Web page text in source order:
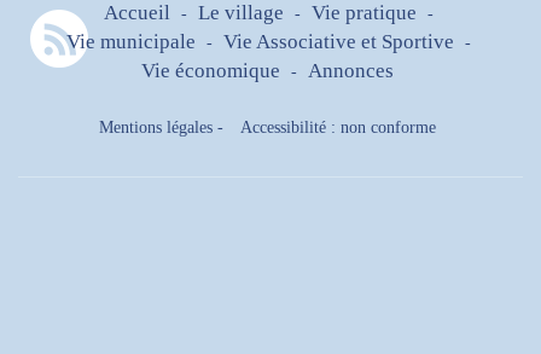
Accueil - Le village - Vie pratique -
Vie municipale - Vie Associative et Sportive -
Vie économique - Annonces
Mentions légales - Accessibilité : non conforme